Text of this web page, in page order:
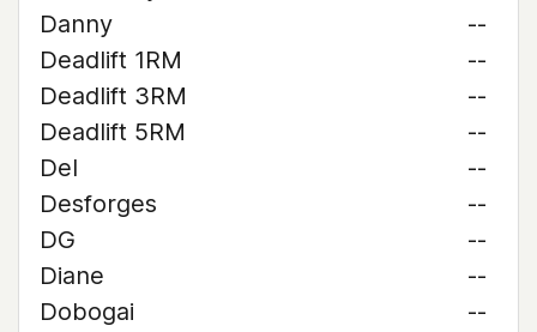
Danny
--
Deadlift 1RM
--
Deadlift 3RM
--
Deadlift 5RM
--
Del
--
Desforges
--
DG
--
Diane
--
Dobogai
--